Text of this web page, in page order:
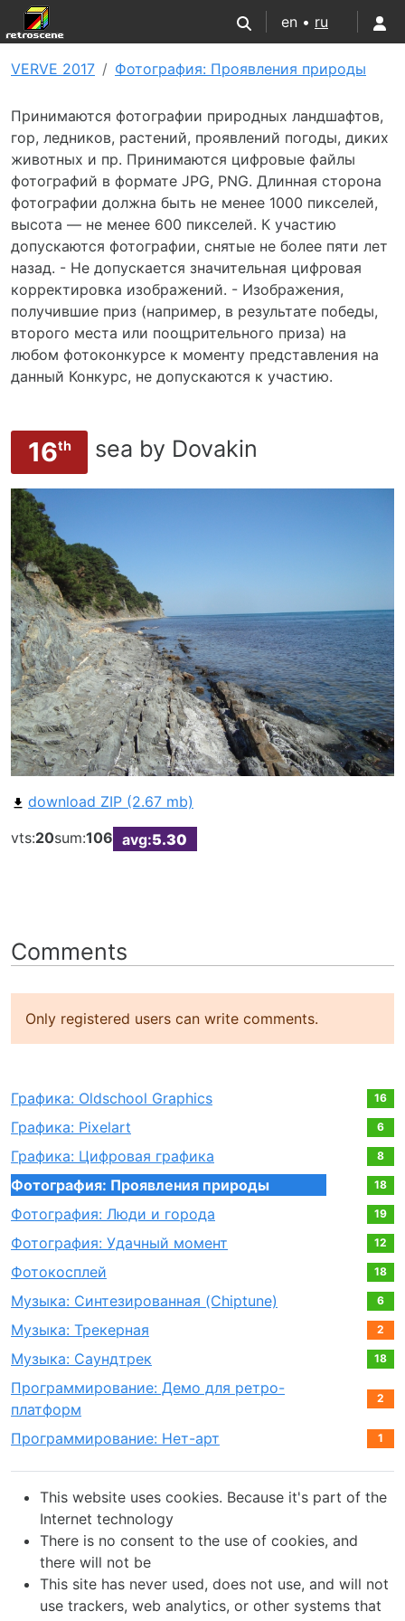
en • ru
VERVE 2017 Фотография: Проявления природы
Принимаются фотографии природных ландшафтов,
гор, ледников, растений, проявлений погоды, диких
животных и пр. Принимаются цифровые файлы
фотографий в формате JPG, PNG. Длинная сторона
фотографии должна быть не менее 1000 пикселей,
высота — не менее 600 пикселей. К участию
допускаются фотографии, снятые не более пяти лет
назад. - Не допускается значительная цифровая
корректировка изображений. - Изображения,
получившие приз (например, в результате победы,
второго места или поощрительного приза) на
любом фотоконкурсе к моменту представления на
данный Конкурс, не допускаются к участию.
16th sea by Dovakin
download ZIP (2.67 mb)
vts:20sum:106 avg:5.30
Comments
Only registered users can write comments.
Графика: Oldschool Graphics 16
Графика: Pixelart 6
Графика: Цифровая графика 8
Фотография: Проявления природы 18
Фотография: Люди и города 19
Фотография: Удачный момент 12
Фотокосплей 18
Музыка: Синтезированная (Chiptune) 6
Музыка: Трекерная 2
Музыка: Саундтрек 18
Программирование: Демо для ретро-
платформ
2
Программирование: Нет-арт 1
This website uses cookies. Because it's part of the
Internet technology
There is no consent to the use of cookies, and
there will not be
This site has never used, does not use, and will not
use trackers, web analytics, or other systems that